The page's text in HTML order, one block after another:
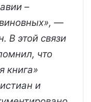
–
—
В этой связи
что
книга»
и